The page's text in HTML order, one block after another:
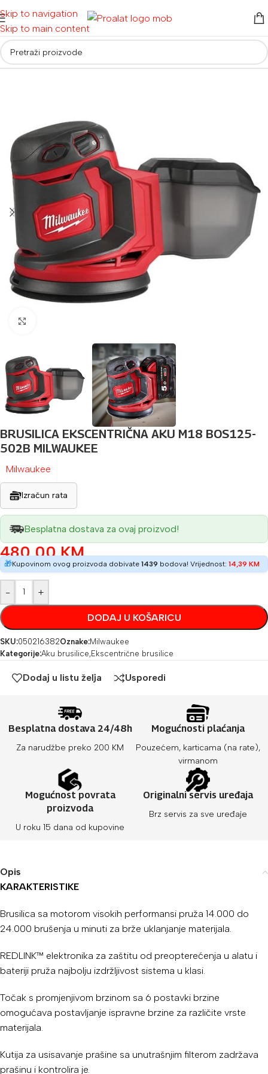
Skip to navigation
Skip to main content
Početna/ Akumulatorski alati
BRUSILICA EKSCENTRIČNA AKU M18 BOS125-
502B MILWAUKEE
Milwaukee
Izračun rata
Besplatna dostava za ovaj proizvod!
480,00KM
🎁Kupovinom ovog proizvoda dobivate 1439 bodova! Vrijednost: 14,39 KM
- +
DODAJ U KOŠARICU
SKU:050216382Oznake:Milwaukee
Kategorije:Aku brusilice,Ekscentrične brusilice
Dodaj u listu želja Usporedi
Besplatna dostava 24/48h
Za narudžbe preko 200 KM
Mogućnosti plaćanja
Pouzećem, karticama (na rate),
virmanom
Mogućnost povrata
proizvoda
U roku 15 dana od kupovine
Originalni servis uređaja
Brz servis za sve uređaje
Opis
KARAKTERISTIKE
Brusilica sa motorom visokih performansi pruža 14.000 do
24.000 brušenja u minuti za brže uklanjanje materijala.
REDLINK™ elektronika za zaštitu od preopterećenja u alatu i
bateriji pruža najbolju izdržljivost sistema u klasi.
Točak s promjenjivom brzinom sa 6 postavki brzine
omogućava postavljanje ispravne brzine za različite vrste
materijala.
Kutija za usisavanje prašine sa unutrašnjim filterom zadržava
prašinu i kontrolira je.